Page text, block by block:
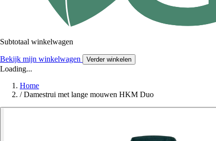
Subtotaal winkelwagen
Bekijk mijn winkelwagen Verder winkelen
Loading...
Home
/ Damestrui met lange mouwen HKM Duo